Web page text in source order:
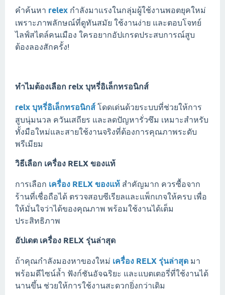
คำค้นหา relex กำลังมาแรงในกลุ่มผู้ใช้งานพอตยุคใหม่
เพราะภาพลักษณ์ที่ดูทันสมัย ใช้งานง่าย และตอบโจทย์
ไลฟ์สไตล์คนเมือง ใครอยากอัปเกรดประสบการณ์สูบ
ต้องลองสักครั้ง!
ทำไมต้องเลือก relx บุหรี่อิเล็กทรอนิกส์
relx บุหรี่อิเล็กทรอนิกส์ โดดเด่นด้วยระบบที่ช่วยให้การ
สูบนุ่มนวล ควันเสถียร และลดปัญหารั่วซึม เหมาะสำหรับ
ทั้งมือใหม่และสายใช้งานจริงที่ต้องการคุณภาพระดับ
พรีเมียม
วิธีเลือก เครื่อง RELX ของแท้
การเลือก เครื่อง RELX ของแท้ สำคัญมาก ควรซื้อจาก
ร้านที่เชื่อถือได้ ตรวจสอบซีเรียลและแพ็กเกจให้ครบ เพื่อ
ให้มั่นใจว่าได้ของคุณภาพ พร้อมใช้งานได้เต็ม
ประสิทธิภาพ
อัปเดต เครื่อง RELX รุ่นล่าสุด
ถ้าคุณกำลังมองหาของใหม่ เครื่อง RELX รุ่นล่าสุด มา
พร้อมดีไซน์ล้ำ ฟังก์ชันอัจฉริยะ และแบตเตอรี่ที่ใช้งานได้
นานขึ้น ช่วยให้การใช้งานสะดวกยิ่งกว่าเดิม